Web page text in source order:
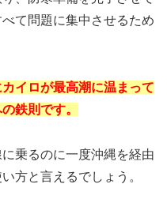
て問題に集中させるため
イロが最高潮に温まって
鉄則です。
乗るのに一度沖縄を経由
方と言えるでしょう。